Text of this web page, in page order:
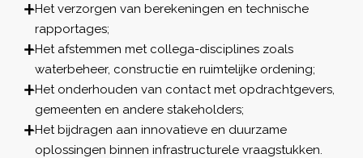
Het verzorgen van berekeningen en technische
rapportages;
Het afstemmen met collega-disciplines zoals
waterbeheer, constructie en ruimtelijke ordening;
Het onderhouden van contact met opdrachtgevers,
gemeenten en andere stakeholders;
Het bijdragen aan innovatieve en duurzame
oplossingen binnen infrastructurele vraagstukken.